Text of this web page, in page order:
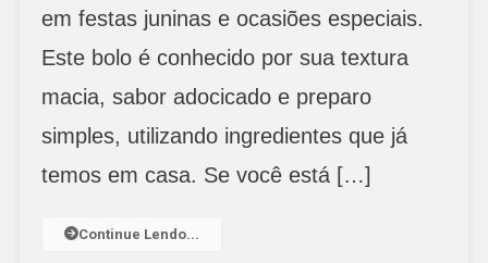
em festas juninas e ocasiões especiais.
Este bolo é conhecido por sua textura
macia, sabor adocicado e preparo
simples, utilizando ingredientes que já
temos em casa. Se você está […]
Continue Lendo...